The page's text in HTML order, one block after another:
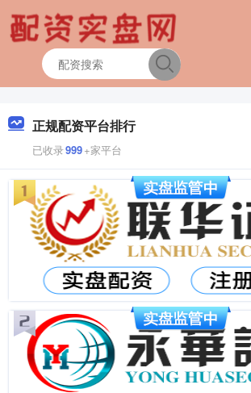
正规配资平台排行
已收录999+家平台